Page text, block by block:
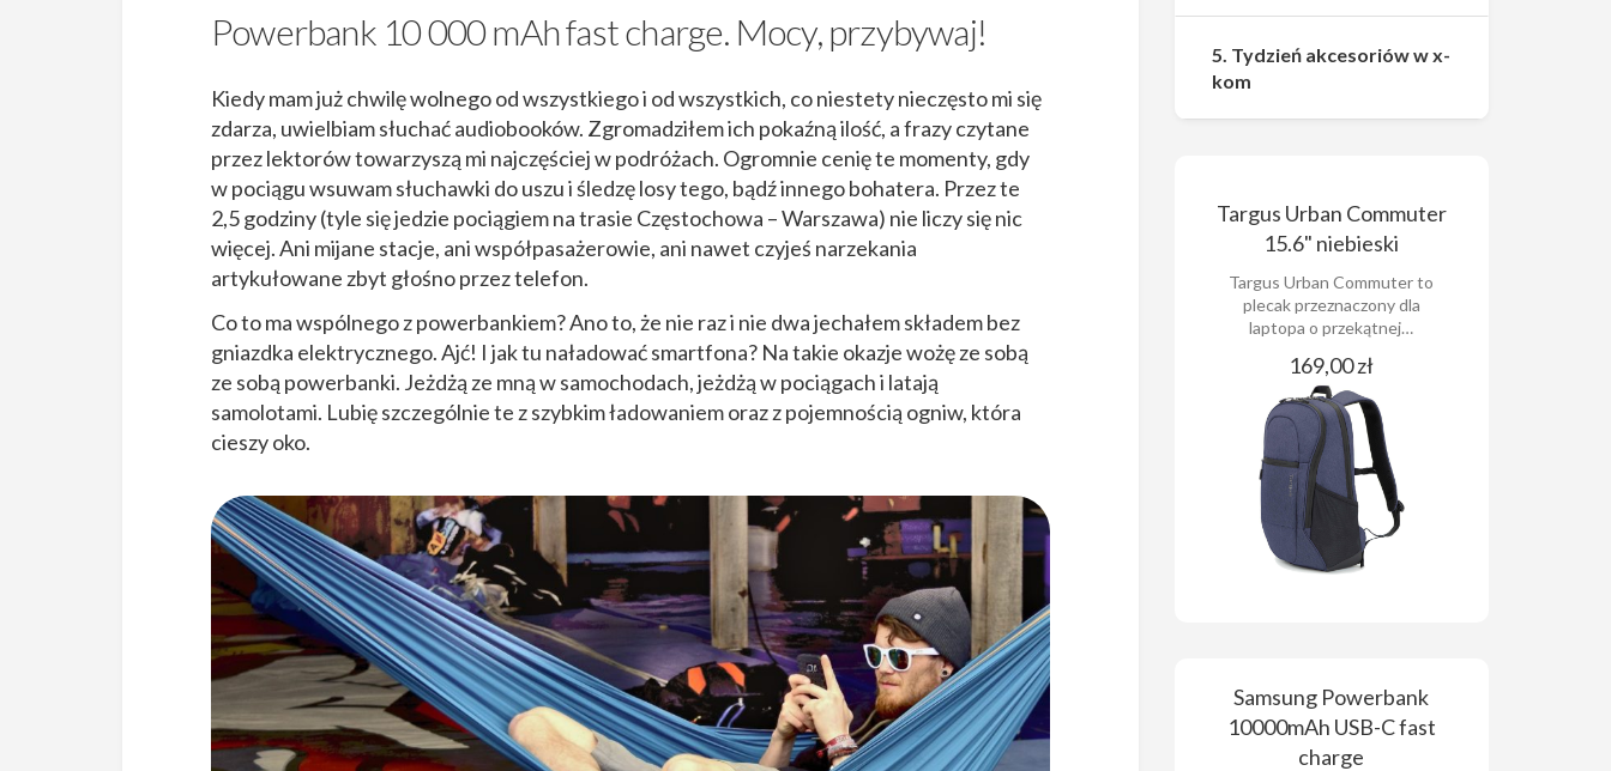
Powerbank 10 000 mAh fast charge. Mocy, przybywaj!
Kiedy mam już chwilę wolnego od wszystkiego i od wszystkich, co niestety nieczęsto mi się
zdarza, uwielbiam słuchać audiobooków. Zgromadziłem ich pokaźną ilość, a frazy czytane
przez lektorów towarzyszą mi najczęściej w podróżach. Ogromnie cenię te momenty, gdy
w pociągu wsuwam słuchawki do uszu i śledzę losy tego, bądź innego bohatera. Przez te
2,5 godziny (tyle się jedzie pociągiem na trasie Częstochowa – Warszawa) nie liczy się nic
więcej. Ani mijane stacje, ani współpasażerowie, ani nawet czyjeś narzekania
artykułowane zbyt głośno przez telefon.
Co to ma wspólnego z powerbankiem? Ano to, że nie raz i nie dwa jechałem składem bez
gniazdka elektrycznego. Ajć! I jak tu naładować smartfona? Na takie okazje wożę ze sobą
ze sobą powerbanki. Jeżdżą ze mną w samochodach, jeżdżą w pociągach i latają
samolotami. Lubię szczególnie te z szybkim ładowaniem oraz z pojemnością ogniw, która
cieszy oko.
5. Tydzień akcesoriów w x-
kom
Targus Urban Commuter
15.6" niebieski
Targus Urban Commuter to
plecak przeznaczony dla
laptopa o przekątnej…
169,00 zł
Samsung Powerbank
10000mAh USB-C fast
charge